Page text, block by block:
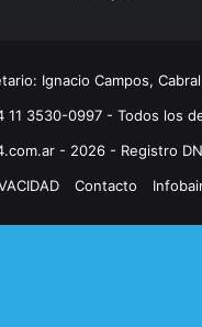
Ignacio Campos,
11 3530-0997 - Todos los
- 2026 - Registro
Contacto